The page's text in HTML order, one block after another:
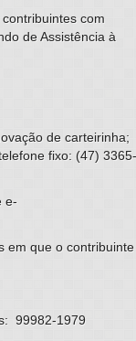
com
de Assistência à
de carteirinha;
fixo: (47) 3365-
e-
em que o contribuinte
99982-1979